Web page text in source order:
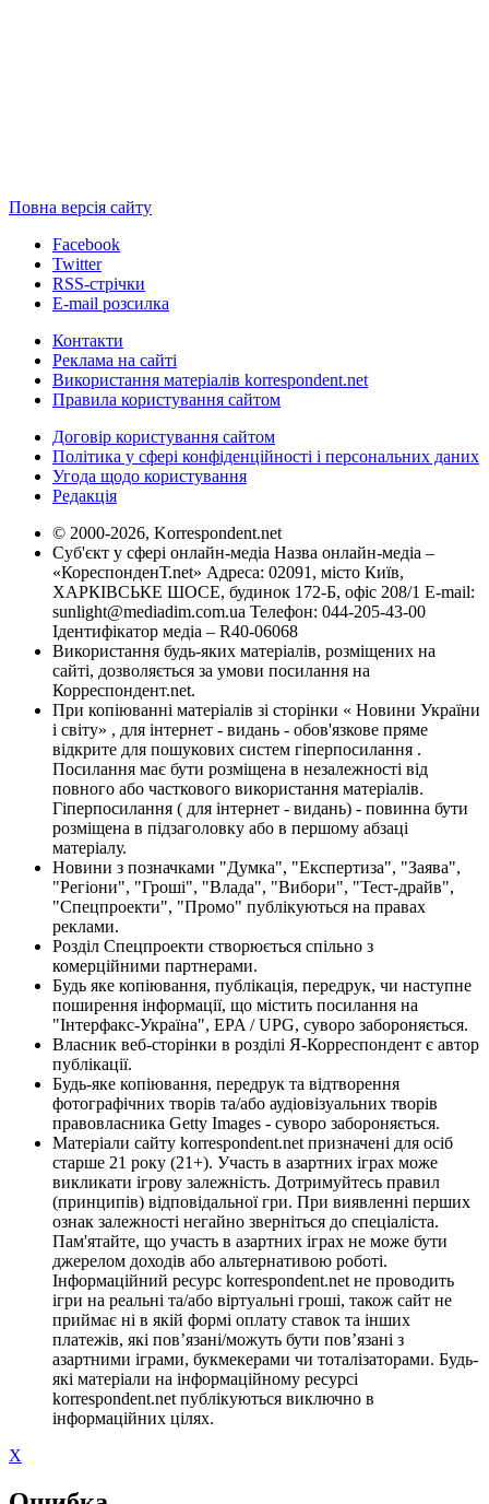
Повна версія сайту
Facebook
Twitter
RSS-стрічки
E-mail розсилка
Контакти
Реклама на сайті
Використання матеріалів korrespondent.net
Правила користування сайтом
Договір користування сайтом
Політика у сфері конфіденційності і персональних даних
Угода щодо користування
Редакція
© 2000-2026, Korrespondent.net
Суб'єкт у сфері онлайн-медіа Назва онлайн-медіа –
«КореспонденТ.net» Адреса: 02091, місто Київ,
ХАРКІВСЬКЕ ШОСЕ, будинок 172-Б, офіс 208/1 E-mail:
sunlight@mediadim.com.ua Телефон: 044-205-43-00
Ідентифікатор медіа – R40-06068
Використання будь-яких матеріалів, розміщених на
сайті, дозволяється за умови посилання на
Корреспондент.net.
При копіюванні матеріалів зі сторінки « Новини України
і світу» , для інтернет - видань - обов'язкове пряме
відкрите для пошукових систем гіперпосилання .
Посилання має бути розміщена в незалежності від
повного або часткового використання матеріалів.
Гіперпосилання ( для інтернет - видань) - повинна бути
розміщена в підзаголовку або в першому абзаці
матеріалу.
Новини з позначками "Думка", "Експертиза", "Заява",
"Регіони", "Гроші", "Влада", "Вибори", "Тест-драйв",
"Спецпроекти", "Промо" публікуються на правах
реклами.
Розділ Спецпроекти створюється спільно з
комерційними партнерами.
Будь яке копіювання, публікація, передрук, чи наступне
поширення інформації, що містить посилання на
"Інтерфакс-Україна", EPA / UPG, суворо забороняється.
Власник веб-сторінки в розділі Я-Корреспондент є автор
публікації.
Будь-яке копіювання, передрук та відтворення
фотографічних творів та/або аудіовізуальних творів
правовласника Getty Images - суворо забороняється.
Матеріали сайту korrespondent.net призначені для осіб
старше 21 року (21+). Участь в азартних іграх може
викликати ігрову залежність. Дотримуйтесь правил
(принципів) відповідальної гри. При виявленні перших
ознак залежності негайно зверніться до спеціаліста.
Пам'ятайте, що участь в азартних іграх не може бути
джерелом доходів або альтернативою роботі.
Інформаційний ресурс korrespondent.net не проводить
ігри на реальні та/або віртуальні гроші, також сайт не
приймає ні в якій формі оплату ставок та інших
платежів, які пов’язані/можуть бути пов’язані з
азартними іграми, букмекерами чи тоталізаторами. Будь-
які матеріали на інформаційному ресурсі
korrespondent.net публікуються виключно в
інформаційних цілях.
X